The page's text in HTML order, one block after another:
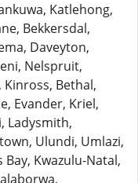
Katlehong,
Bekkersdal,
Daveyton,
Nelspruit,
Bethal,
Evander, Kriel,
Ladysmith,
Ulundi, Umlazi,
Kwazulu-Natal,